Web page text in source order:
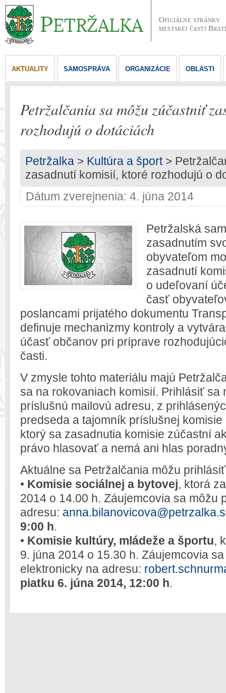
Oficiálne stránky
mestskej časti
AKTUALITY SAMOSPRÁVA ORGANIZÁCIE OBLASTI
Petržalčania sa môžu zúčastniť
rozhodujú o dotáciách
Petržalka > Kultúra a šport>
zasadnutí komisií, ktoré rozhodujú o
Dátum zverejnenia: 4. júna 2014
Petržalská
zasadnutím
obyvateľom
zasadnutí
o udeľovaní
časť
poslancami prijatého dokumentu
definuje mechanizmy kontroly a
účasť občanov pri príprave
časti.
V zmysle tohto materiálu majú
sa na rokovaniach komisií. Prihlásiť sa
príslušnú mailovú adresu, z
predseda a tajomník príslušnej
ktorý sa zasadnutia komisie zúčastní
právo hlasovať a nemá ani hlas
Aktuálne sa Petržalčania môžu
• Komisie sociálnej a bytovej, ktorá
2014 o 14.00 h. Záujemcovia sa môžu
adresu:
9:00 h.
• Komisie kultúry, mládeže a športu,
9. júna 2014 o 15.30 h. Záujemcovia
elektronicky na adresu:
piatku 6. júna 2014, 12:00 h.